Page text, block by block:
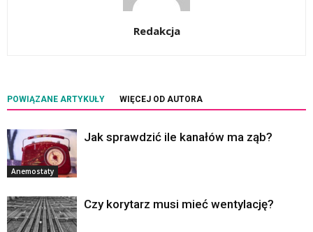
Redakcja
POWIĄZANE ARTYKUŁY WIĘCEJ OD AUTORA
Anemostaty
Jak sprawdzić ile kanałów ma ząb?
Czy korytarz musi mieć wentylację?